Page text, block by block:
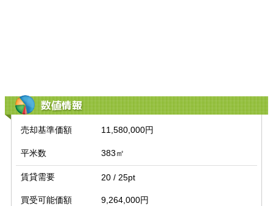
数値情報
売却基準価額 11,580,000円
平米数 383㎡
賃貸需要 20 / 25pt
買受可能価額 9,264,000円